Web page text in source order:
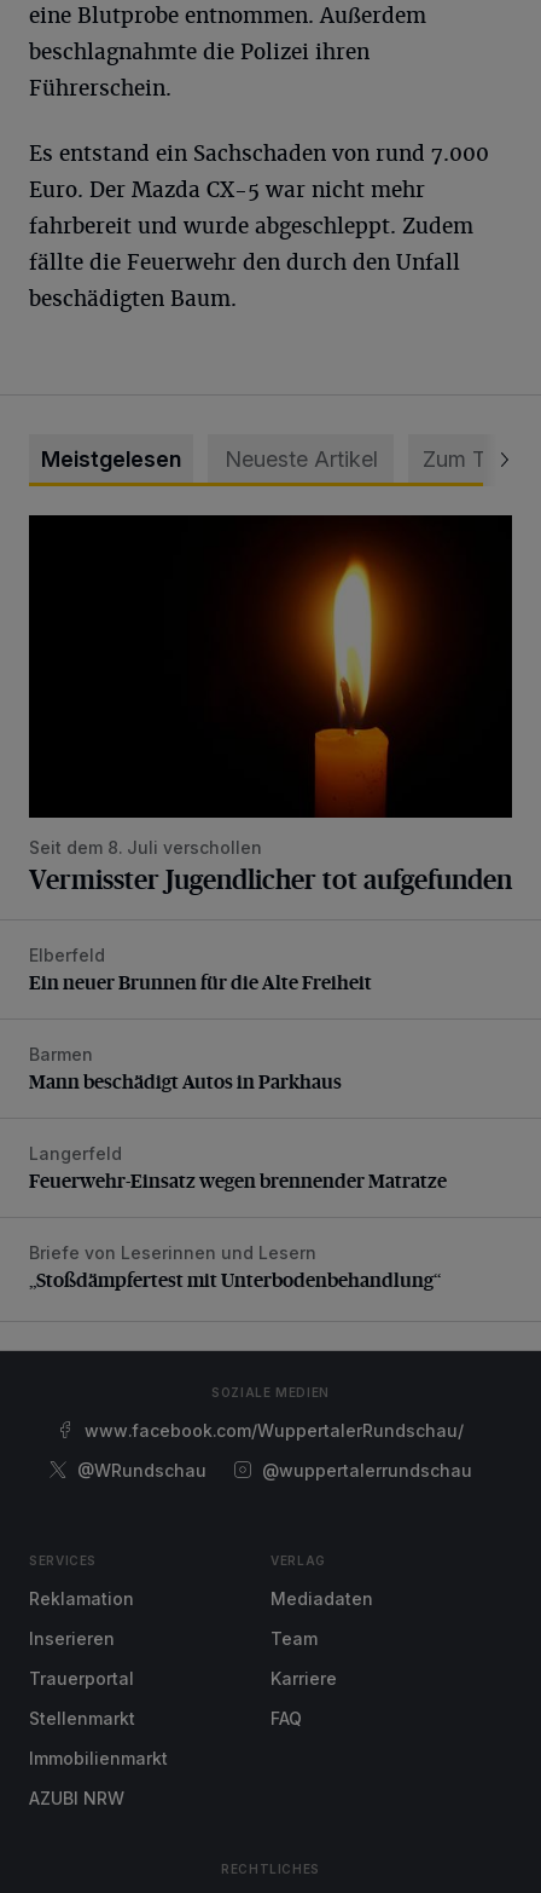
eine Blutprobe entnommen. Außerdem
beschlagnahmte die Polizei ihren
Führerschein.
Es entstand ein Sachschaden von rund 7.000
Euro. Der Mazda CX-5 war nicht mehr
fahrbereit und wurde abgeschleppt. Zudem
fällte die Feuerwehr den durch den Unfall
beschädigten Baum.
Meistgelesen Neueste Artikel Zum Thema
Seit dem 8. Juli verschollen
Vermisster Jugendlicher tot aufgefunden
Ein neuer Brunnen für die Alte Freiheit
Elberfeld
Ein neuer Brunnen für die Alte Freiheit
Mann beschädigt Autos in Parkhaus
Barmen
Mann beschädigt Autos in Parkhaus
Feuerwehr-Einsatz wegen brennender Matratze
Langerfeld
Feuerwehr-Einsatz wegen brennender Matratze
„Stoßdämpfertest mit Unterbodenbehandlung“
Briefe von Leserinnen und Lesern
„Stoßdämpfertest mit Unterbodenbehandlung“
SOZIALE MEDIEN
www.facebook.com/WuppertalerRundschau/
@WRundschau
@wuppertalerrundschau
SERVICES
Reklamation
Inserieren
Trauerportal
Stellenmarkt
Immobilienmarkt
AZUBI NRW
VERLAG
Mediadaten
Team
Karriere
FAQ
RECHTLICHES